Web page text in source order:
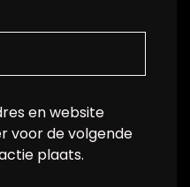
en website
voor de volgende
plaats.